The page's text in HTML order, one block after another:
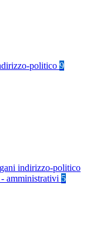
politico 9
indirizzo-politico
amministrativi 5